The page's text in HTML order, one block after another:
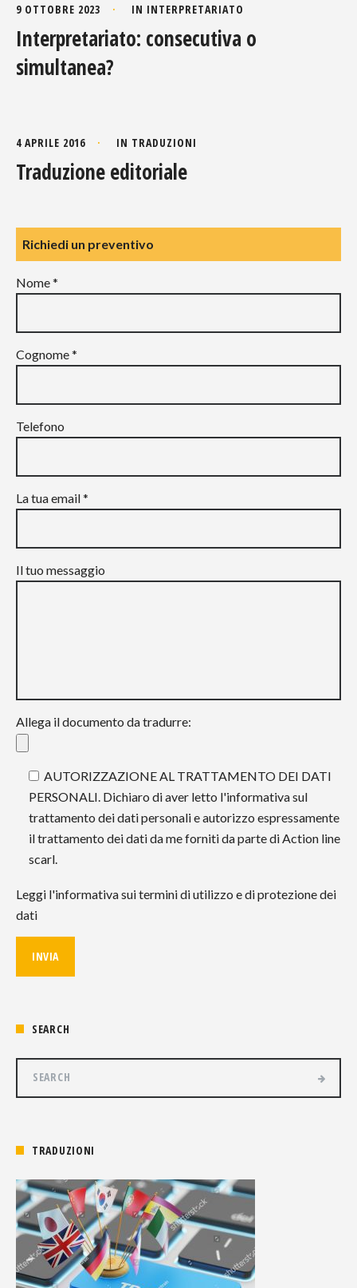
9 OTTOBRE 2023 IN INTERPRETARIATO
Interpretariato: consecutiva o
simultanea?
4 APRILE 2016 IN TRADUZIONI
Traduzione editoriale
Richiedi un preventivo
Nome *
Cognome *
Telefono
La tua email *
Il tuo messaggio
Allega il documento da tradurre:
AUTORIZZAZIONE AL TRATTAMENTO DEI DATI
PERSONALI. Dichiaro di aver letto l'informativa sul
trattamento dei dati personali e autorizzo espressamente
il trattamento dei dati da me forniti da parte di Action line
scarl.
Leggi l'informativa sui termini di utilizzo e di protezione dei
dati
SEARCH
TRADUZIONI